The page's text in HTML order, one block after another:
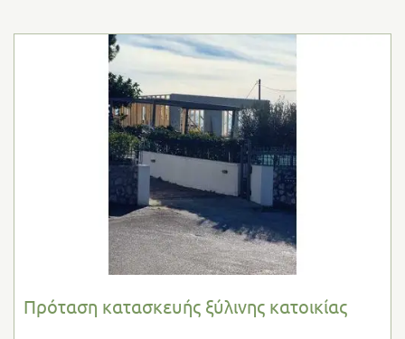
Πρόταση κατασκευής ξύλινης κατοικίας